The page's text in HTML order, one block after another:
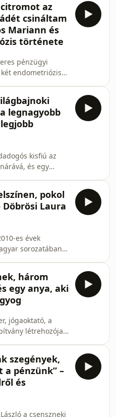
Bár a
pandémiás
tette, a
az újrakezdést
küzd
saját testi-
igyekszik
az
csináltam
Mariann és
története
pénzügyi
endometriózis-
békéjét
lent legújabb
Mariann
és felnőttkori
leplezéséről
mára
legnagyobb
kisfiú az
és egy
József (Jocó
mesélnek arról,
az életüket a
epizód nem a
út
erejéről és
pokol
Laura
es évek
sorozatában,
húszas évei
a sikert: bulizott,
időt
magára
Két olyan
is
testi és mentális
kerü
három
egy anya, aki
jógaoktató, a
létrehozója
után két kisfia,
genetikai
A fiúk ATR-X
ilyen diagnózisa
van. Levi
szegények,
a pénzünk” –
és
a csenszneki